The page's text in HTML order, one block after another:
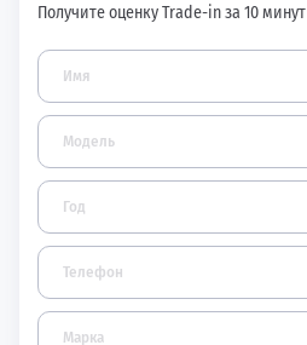
Получите оценку Trade-in за 10 минут